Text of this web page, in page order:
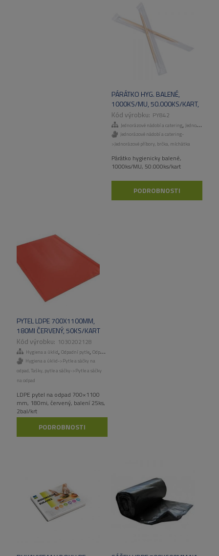
PÁRÁTKO HYG. BALENÉ,
1000KS/MU, 50.000KS/KART,
50MU/KART
PY842
Jednorázové nádobí a catering, Jednorázové příbory, brčka, míchátka
Jednorázové nádobí a catering-
>Jednorázové příbory, brčka, míchátka
Párátko hygienicky balené,
1000ks/MU, 50.000ks/kart
PODROBNOSTI
PYTEL LDPE 700X1100MM,
180MI ČERVENÝ, 50KS/KART
1030202128
Hygiena a úklid, Odpadní pytle, Odpadní pytle
Hygiena a úklid->Pytle a sáčky na
odpad, Tašky, pytle a sáčky->Pytle a sáčky
na odpad
LDPE pytel na odpad 700×1100
mm, 180mi, červený, balení 25ks,
2bal/krt
PODROBNOSTI